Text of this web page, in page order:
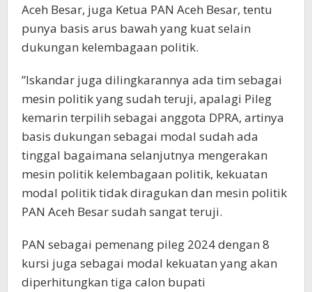
Aceh Besar, juga Ketua PAN Aceh Besar, tentu
punya basis arus bawah yang kuat selain
dukungan kelembagaan politik.
”Iskandar juga dilingkarannya ada tim sebagai
mesin politik yang sudah teruji, apalagi Pileg
kemarin terpilih sebagai anggota DPRA, artinya
basis dukungan sebagai modal sudah ada
tinggal bagaimana selanjutnya mengerakan
mesin politik kelembagaan politik, kekuatan
modal politik tidak diragukan dan mesin politik
PAN Aceh Besar sudah sangat teruji.
PAN sebagai pemenang pileg 2024 dengan 8
kursi juga sebagai modal kekuatan yang akan
diperhitungkan tiga calon bupati